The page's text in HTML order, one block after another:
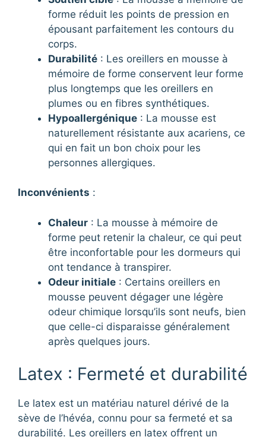
forme réduit les points de pression en
épousant parfaitement les contours du
corps.
Durabilité : Les oreillers en mousse à
mémoire de forme conservent leur forme
plus longtemps que les oreillers en
plumes ou en fibres synthétiques.
Hypoallergénique : La mousse est
naturellement résistante aux acariens, ce
qui en fait un bon choix pour les
personnes allergiques.
Inconvénients :
Chaleur : La mousse à mémoire de
forme peut retenir la chaleur, ce qui peut
être inconfortable pour les dormeurs qui
ont tendance à transpirer.
Odeur initiale : Certains oreillers en
mousse peuvent dégager une légère
odeur chimique lorsqu’ils sont neufs, bien
que celle-ci disparaisse généralement
après quelques jours.
Latex : Fermeté et durabilité
Le latex est un matériau naturel dérivé de la
sève de l’hévéa, connu pour sa fermeté et sa
durabilité. Les oreillers en latex offrent un